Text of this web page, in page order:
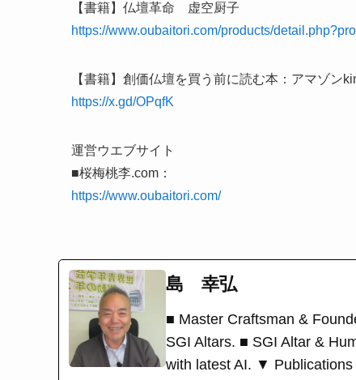
【書籍】仏壇革命 虚空厨子
https://www.oubaitori.com/products/
【書籍】創価仏壇を買う前に読む本：アマゾン
https://x.gd/OPqfK
運営ウエブサイト
■桜梅桃李.com：
https://www.oubaitori.com/
島 幸弘
■ Master Craftsman &
SGI Altars. ■ SGI Altar &
with latest AI. ▼ Publications